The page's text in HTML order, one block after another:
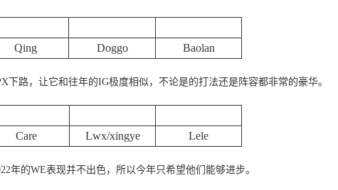
Qing Doggo Baolan
下路，让它和往年的IG极度相似，不论是的打法还是阵容都非常的豪华。
Care Lwx/xingye Lele
年的WE表现并不出色，所以今年只希望他们能够进步。